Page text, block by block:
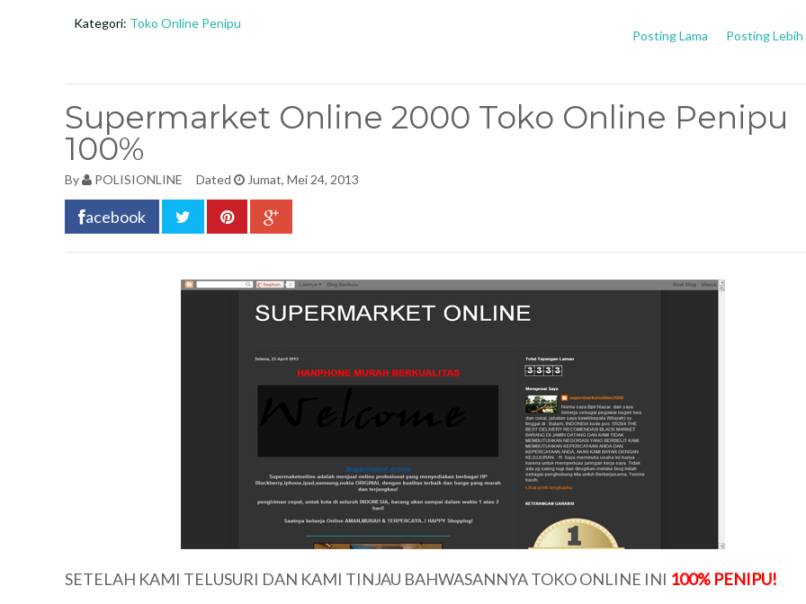
Kategori: Toko Online Penipu
Posting Lebih
Posting Lama
Supermarket Online 2000 Toko Online Penipu
100%
By POLISIONLINE Dated Jumat, Mei 24, 2013
acebook
SETELAH KAMI TELUSURI DAN KAMI TINJAU BAHWASANNYA TOKO ONLINE INI 100% PENIPU!